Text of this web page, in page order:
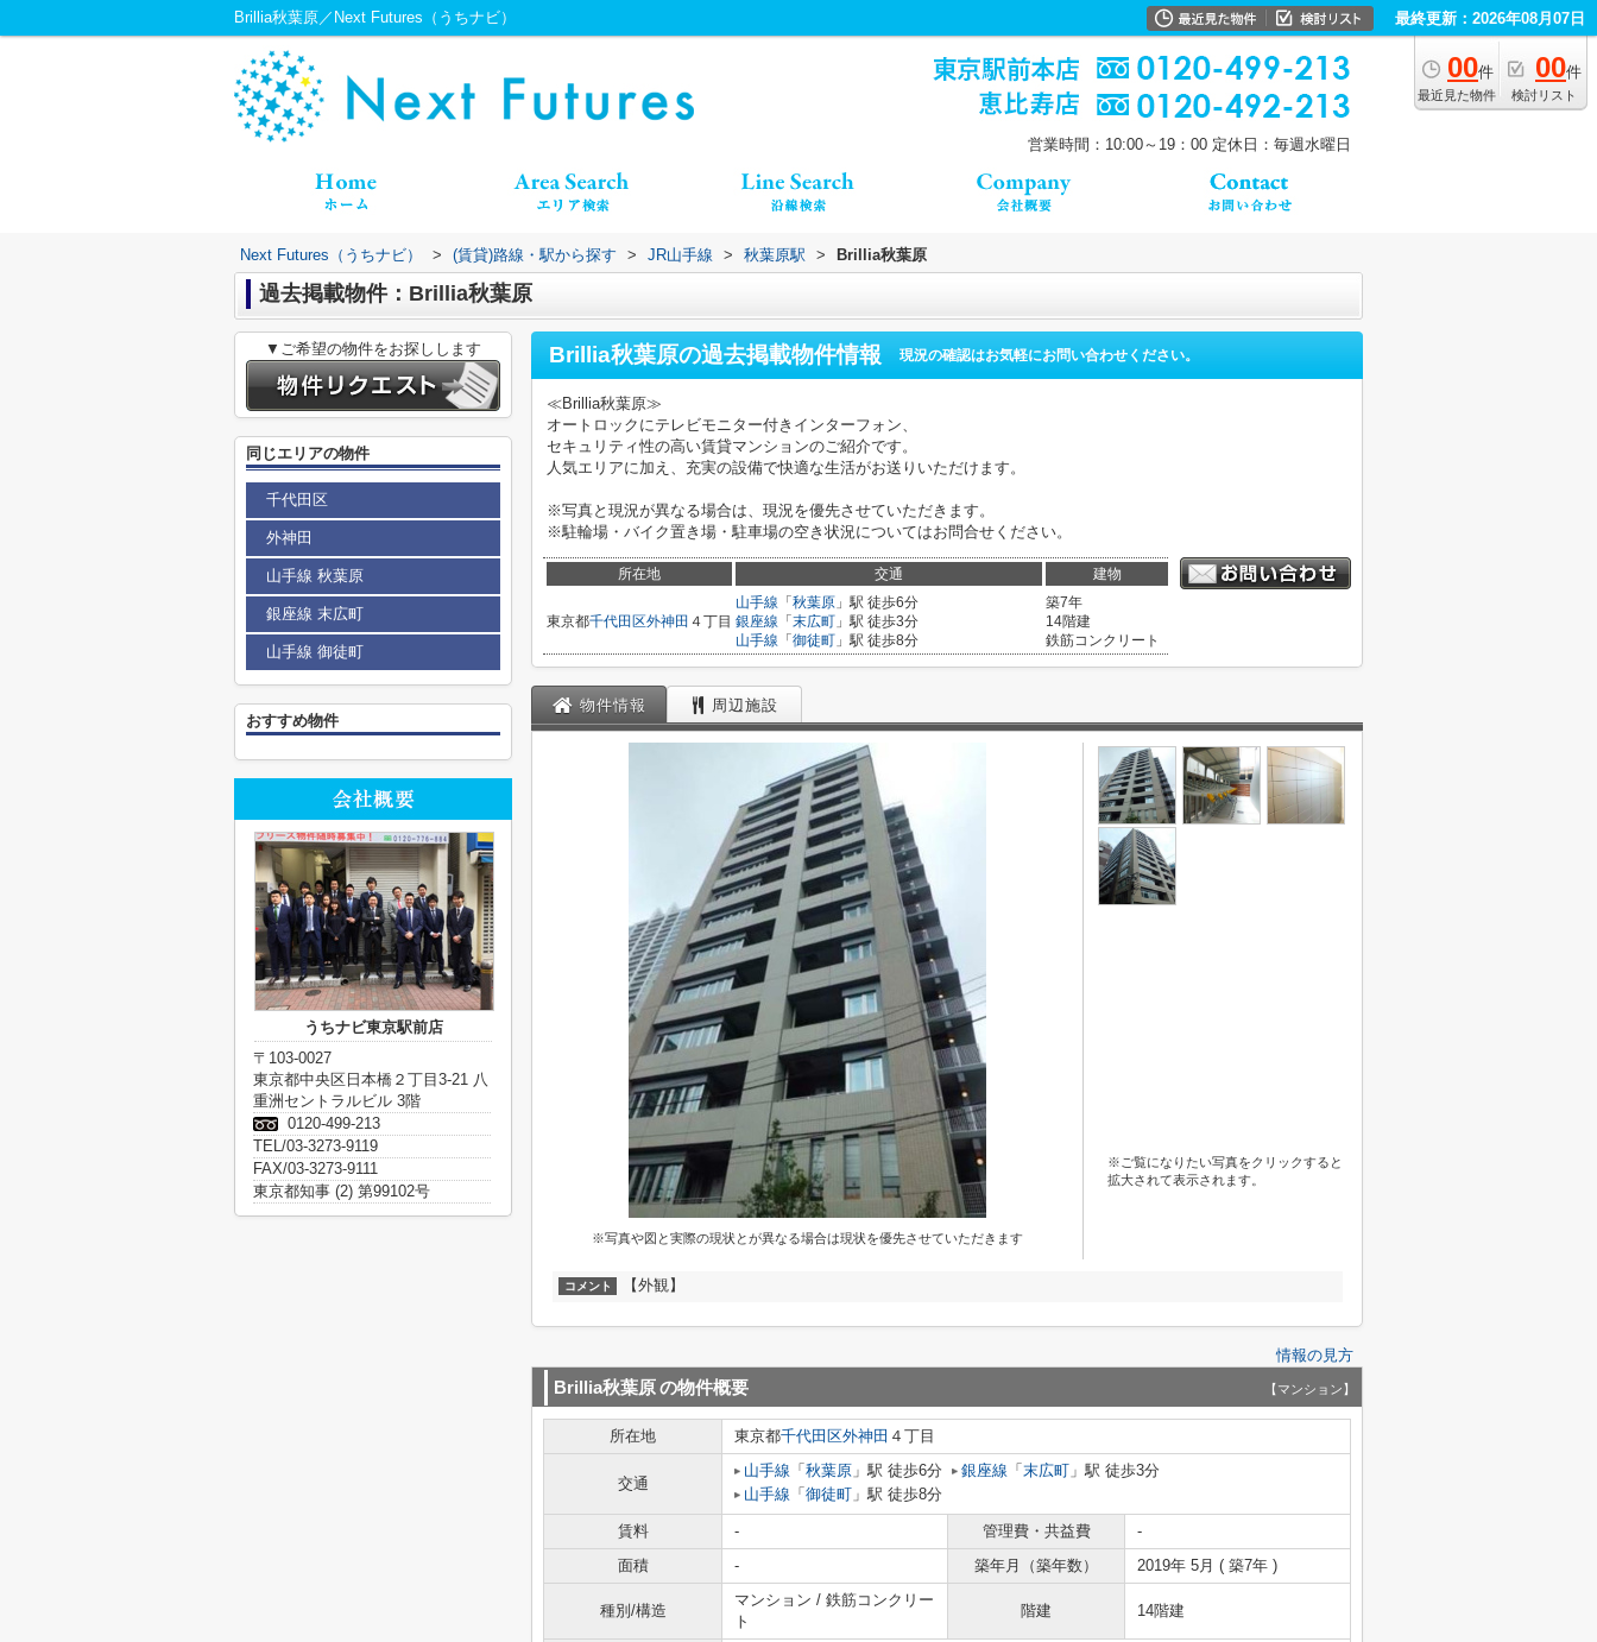
Brillia秋葉原／Next Futures（うちナビ） 最終更新：2026年08月07日
00件
最近見た物件
00件
検討リスト
営業時間：10:00～19：00 定休日：毎週水曜日
Next Futures（うちナビ） > (賃貸)路線・駅から探す > JR山手線 > 秋葉原駅 > Brillia秋葉原
過去掲載物件：Brillia秋葉原
Brillia秋葉原の過去掲載物件情報 現況の確認はお気軽にお問い合わせください。
≪Brillia秋葉原≫
オートロックにテレビモニター付きインターフォン、
セキュリティ性の高い賃貸マンションのご紹介です。
人気エリアに加え、充実の設備で快適な生活がお送りいただけます。
※写真と現況が異なる場合は、現況を優先させていただきます。
※駐輪場・バイク置き場・駐車場の空き状況についてはお問合せください。
所在地 交通 建物
東京都千代田区外神田 ４丁目
山手線 「 秋葉原 」駅 徒歩6分
銀座線 「 末広町 」駅 徒歩3分
山手線 「 御徒町 」駅 徒歩8分
築7年
14階建
鉄筋コンクリート
物件情報 周辺施設
※写真や図と実際の現状とが異なる場合は現状を優先させていただきます
※ご覧になりたい写真をクリックすると
拡大されて表示されます。
コメント 【外観】
情報の見方
Brillia秋葉原 の物件概要 【マンション】
所在地 東京都千代田区外神田 ４丁目
交通
山手線 「 秋葉原 」駅 徒歩6分 銀座線 「 末広町 」駅 徒歩3分
山手線 「 御徒町 」駅 徒歩8分
賃料 - 管理費・共益費
-
面積
- 築年月（築年数） 2019年 5月 ( 築7年 )
種別/構造
マンション / 鉄筋コンクリー
ト
階建 14階建
▼ご希望の物件をお探しします
同じエリアの物件
千代田区
外神田
山手線 秋葉原
銀座線 末広町
山手線 御徒町
おすすめ物件
うちナビ東京駅前店
〒103-0027
東京都中央区日本橋２丁目3-21 八
重洲セントラルビル 3階
0120-499-213
TEL/03-3273-9119
FAX/03-3273-9111
東京都知事 (2) 第99102号